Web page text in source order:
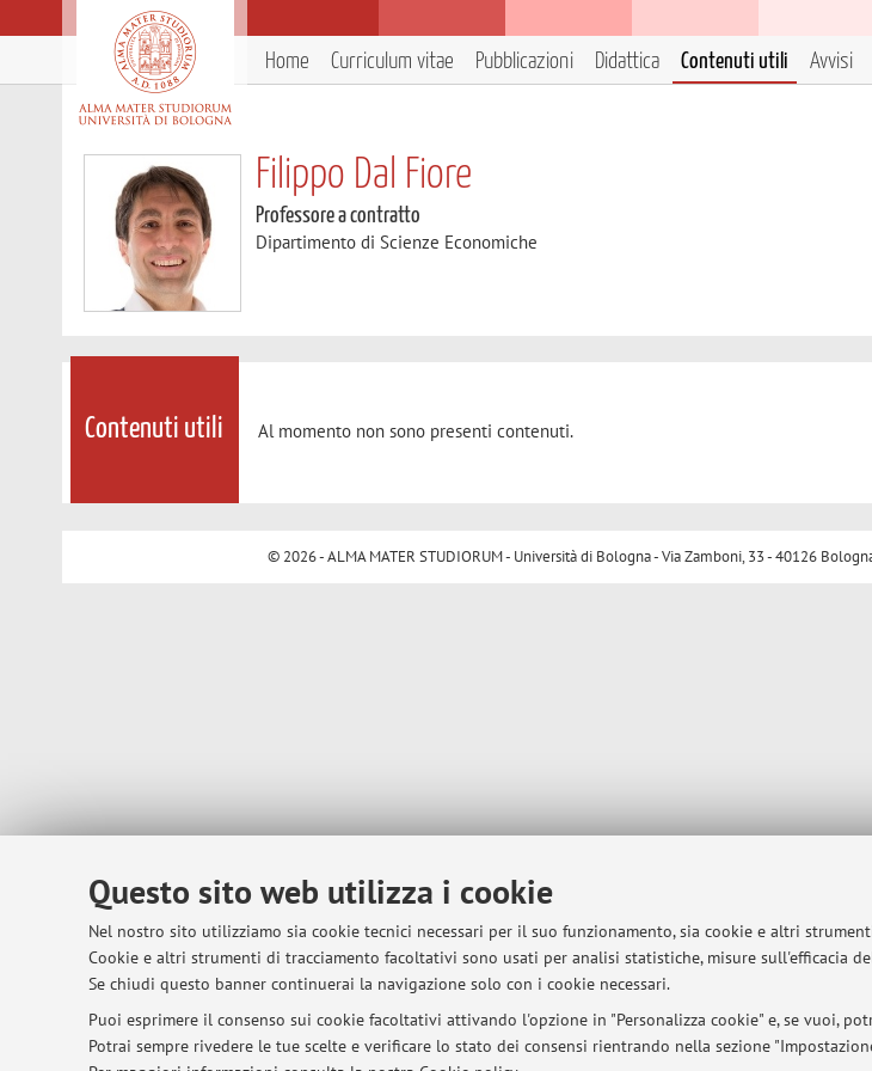
Questo sito web utilizza i cookie
Nel nostro sito utilizziamo sia cookie tecnici necessari per il suo funzionamento, sia cookie e altri
Cookie e altri strumenti di tracciamento facoltativi sono usati per analisi statistiche, misure sull'efficacia
Se chiudi questo banner continuerai la navigazione solo con i cookie necessari.
Puoi esprimere il consenso sui cookie facoltativi attivando l'opzione in "Personalizza cookie" e, se vuoi,
Potrai sempre rivedere le tue scelte e verificare lo stato dei consensi rientrando nella sezione
Home Curriculum vitae Pubblicazioni Didattica Contenuti utili Avvisi
Filippo Dal Fiore
Professore a contratto
Dipartimento di Scienze Economiche
Contenuti utili Al momento non sono presenti contenuti.
© 2026 - ALMA MATER STUDIORUM - Università di Bologna - Via Zamboni, 33 - 40126